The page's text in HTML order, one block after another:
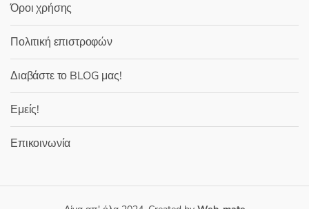
Όροι χρήσης
Πολιτική επιστροφών
Διαβάστε το BLOG μας!
Εμείς!
Επικοινωνία